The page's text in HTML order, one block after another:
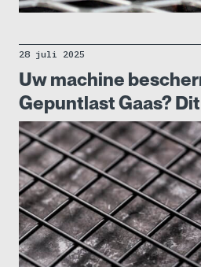
28 juli 2025
Uw machine
Gepuntlast Gaas?